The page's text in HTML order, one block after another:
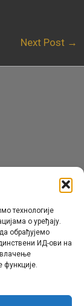
технологије
о уређају.
обрађујемо
ИД-ови на
функције.
Next Post →